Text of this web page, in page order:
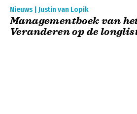
Nieuws | Justin van Lopik
Managementboek van
Veranderen op de